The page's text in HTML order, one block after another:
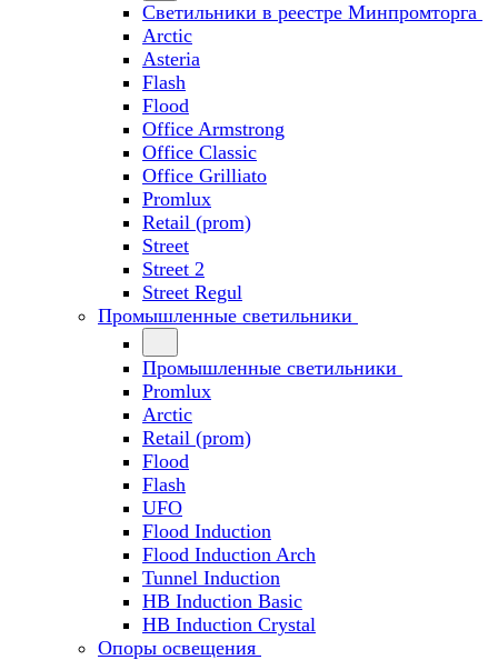
Светильники в реестре Минпромторга
Arctic
Asteria
Flash
Flood
Office Armstrong
Office Classic
Office Grilliato
Promlux
Retail (prom)
Street
Street 2
Street Regul
Промышленные светильники
Промышленные светильники
Promlux
Arctic
Retail (prom)
Flood
Flash
UFO
Flood Induction
Flood Induction Arch
Tunnel Induction
HB Induction Basic
HB Induction Crystal
Опоры освещения